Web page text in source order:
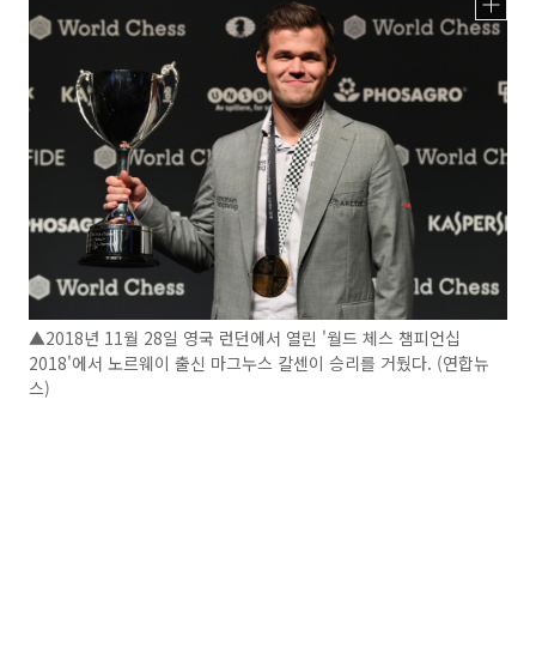
▲2018년 11월 28일 영국 런던에서 열린 '월드 체스 챔피언십
2018'에서 노르웨이 출신 마그누스 칼센이 승리를 거뒀다. (연합뉴
스)